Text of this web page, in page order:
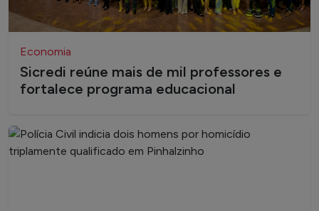
Economia
Sicredi reúne mais de mil professores e
fortalece programa educacional